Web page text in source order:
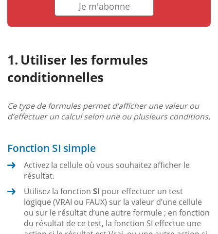
Je m'abonne
Utiliser les formules
conditionnelles
Ce type de formules permet d’afficher une valeur ou
d’effectuer un calcul selon une ou plusieurs conditions.
Fonction SI simple
Activez la cellule où vous souhaitez afficher le
résultat.
Utilisez la fonction SI pour effectuer un test
logique (VRAI ou FAUX) sur la valeur d’une cellule
ou sur le résultat d’une autre formule ; en fonction
du résultat de ce test, la fonction SI effectue une